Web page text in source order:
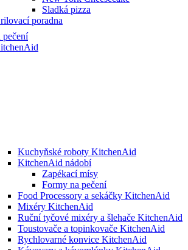
Sladká pizza
poradna
pečení
Kuchyňské roboty KitchenAid
KitchenAid nádobí
Zapékací mísy
Formy na pečení
Food Processory a sekáčky KitchenAid
Mixéry KitchenAid
Ruční tyčové mixéry a šlehače KitchenAid
Toustovače a topinkovače KitchenAid
Rychlovarné konvice KitchenAid